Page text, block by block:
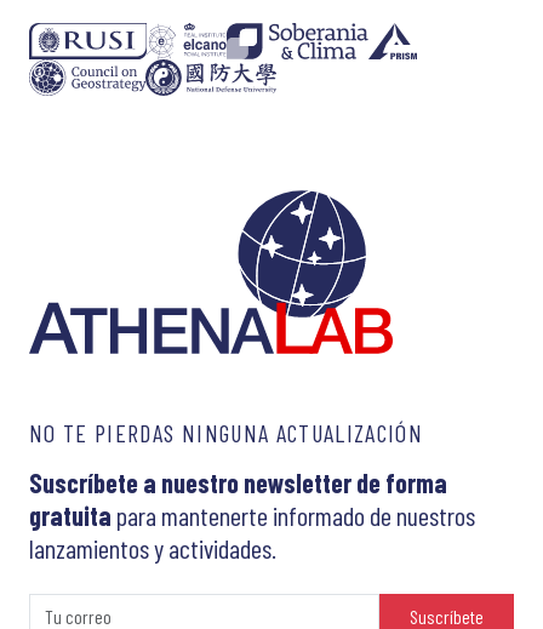
NO TE PIERDAS NINGUNA ACTUALIZACIÓN
Suscríbete a nuestro newsletter de forma
gratuita para mantenerte informado de nuestros
lanzamientos y actividades.
Suscríbete